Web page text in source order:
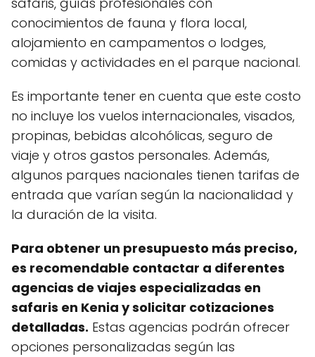
conocimientos de fauna y flora local,
alojamiento en campamentos o lodges,
comidas y actividades en el parque nacional.
Es importante tener en cuenta que este costo
no incluye los vuelos internacionales, visados,
propinas, bebidas alcohólicas, seguro de
viaje y otros gastos personales. Además,
algunos parques nacionales tienen tarifas de
entrada que varían según la nacionalidad y
la duración de la visita.
Para obtener un presupuesto más preciso,
es recomendable contactar a diferentes
agencias de viajes especializadas en
safaris en Kenia y solicitar cotizaciones
detalladas. Estas agencias podrán ofrecer
opciones personalizadas según las